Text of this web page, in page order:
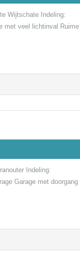
Wijtschate Indeling:
met veel lichtinval Ruime
Indeling:
Garage met doorgang